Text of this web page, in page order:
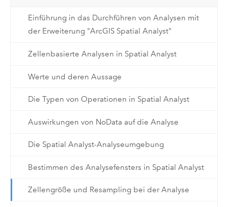
Einführung in das Durchführen von Analysen mit
der Erweiterung "ArcGIS Spatial Analyst"
Zellenbasierte Analysen in Spatial Analyst
Werte und deren Aussage
Die Typen von Operationen in Spatial Analyst
Auswirkungen von NoData auf die Analyse
Die Spatial Analyst-Analyseumgebung
Bestimmen des Analysefensters in Spatial Analyst
Zellengröße und Resampling bei der Analyse